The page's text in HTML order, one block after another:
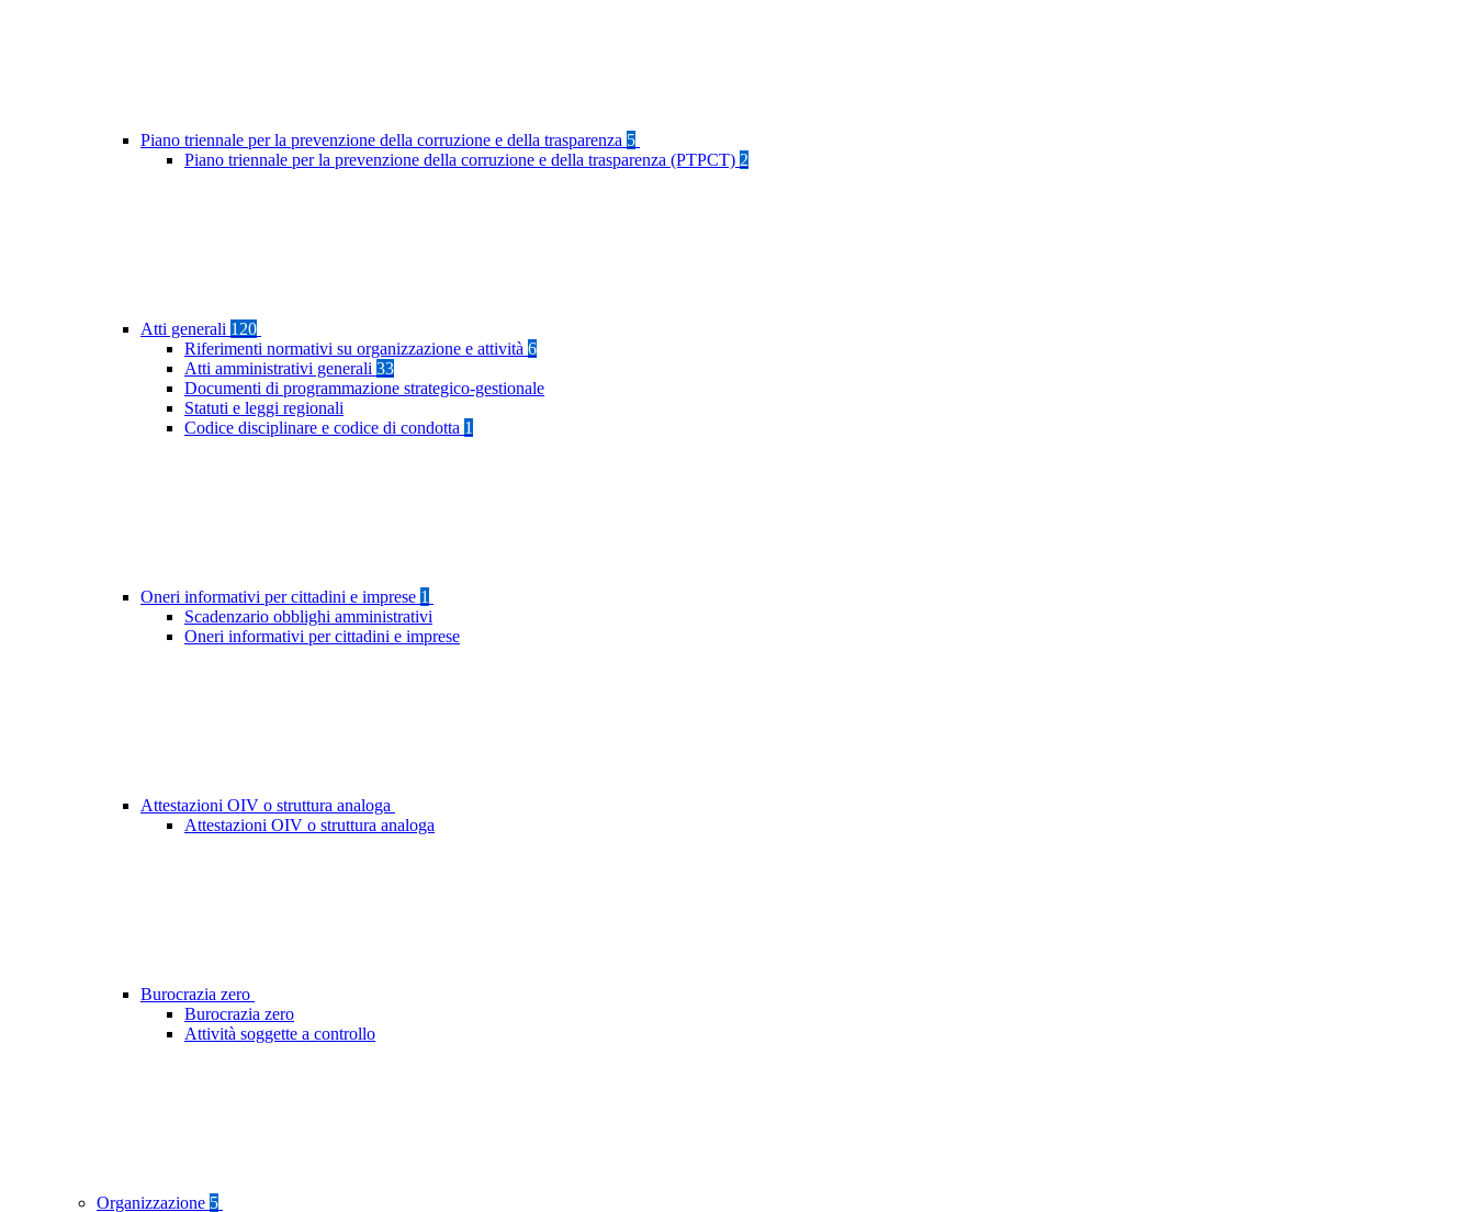
Piano triennale per la prevenzione della corruzione e della trasparenza 5
Piano triennale per la prevenzione della corruzione e della trasparenza (PTPCT) 2
Atti generali 120
Riferimenti normativi su organizzazione e attività 6
Atti amministrativi generali 33
Documenti di programmazione strategico-gestionale
Statuti e leggi regionali
Codice disciplinare e codice di condotta 1
Oneri informativi per cittadini e imprese 1
Scadenzario obblighi amministrativi
Oneri informativi per cittadini e imprese
Attestazioni OIV o struttura analoga
Attestazioni OIV o struttura analoga
Burocrazia zero
Burocrazia zero
Attività soggette a controllo
Organizzazione 5